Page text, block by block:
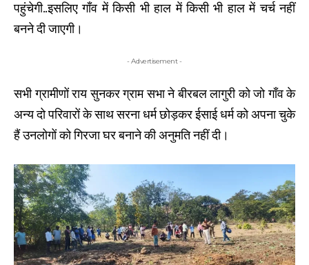
पहुंचेगी..इसलिए गाँव में किसी भी हाल में किसी भी हाल में चर्च नहीं
बनने दी जाएगी।
- Advertisement -
सभी ग्रामीणों राय सुनकर ग्राम सभा ने बीरबल लागुरी को जो गाँव के
अन्य दो परिवारों के साथ सरना धर्म छोड़कर ईसाई धर्म को अपना चुके
हैं उनलोगों को गिरजा घर बनाने की अनुमति नहीं दी।